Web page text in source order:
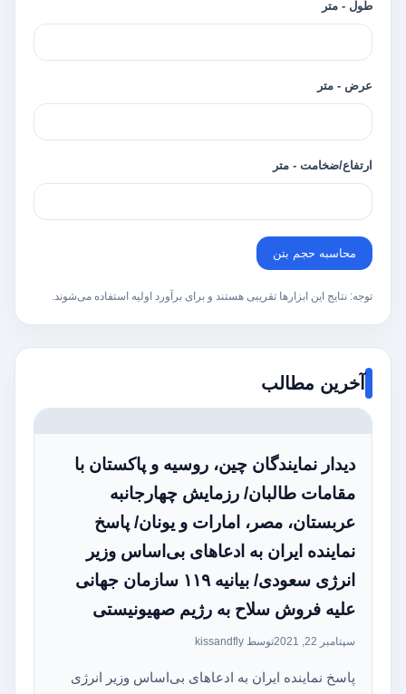
طول - متر
عرض - متر
ارتفاع/ضخامت - متر
محاسبه حجم بتن
توجه: نتایج این ابزارها تقریبی هستند و برای برآورد اولیه استفاده می‌شوند.
آخرین مطالب
دیدار نمایندگان چین، روسیه و پاکستان با
مقامات طالبان/ رزمایش چهارجانبه
عربستان، مصر، امارات و یونان/ پاسخ
نماینده ایران به ادعاهای بی‌اساس وزیر
انرژی سعودی/ بیانیه ۱۱۹ سازمان جهانی
علیه فروش سلاح به رژیم صهیونیستی
سپتامبر 22, 2021 توسط kissandfly
پاسخ نماینده ایران به ادعاهای بی‌اساس وزیر انرژی